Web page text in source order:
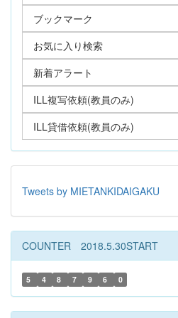
ブックマーク
お気に入り検索
新着アラート
ILL複写依頼(教員のみ)
ILL貸借依頼(教員のみ)
Tweets by MIETANKIDAIGAKU
COUNTER 2018.5.30START
5 4 8 7 9 6 0